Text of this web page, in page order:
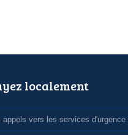
localement
vers les services d'urgence